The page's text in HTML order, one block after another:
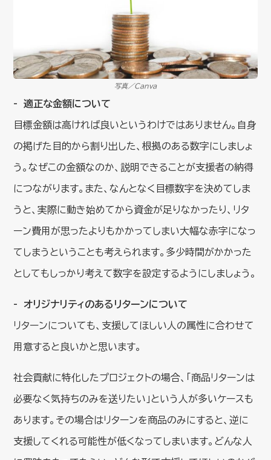
写真／Canva
適正な金額について
目標金額は高ければ良いというわけではありません。自身
の掲げた目的から割り出した、根拠のある数字にしましょ
う。なぜこの金額なのか、説明できることが支援者の納得
につながります。また、なんとなく目標数字を決めてしま
うと、実際に動き始めてから資金が足りなかったり、リタ
ーン費用が思ったよりもかかってしまい大幅な赤字になっ
てしまうということも考えられます。多少時間がかかった
としてもしっかり考えて数字を設定するようにしましょう。
オリジナリティのあるリターンについて
リターンについても、支援してほしい人の属性に合わせて
用意すると良いかと思います。
社会貢献に特化したプロジェクトの場合、「商品リターンは
必要なく気持ちのみを送りたい」という人が多いケースも
あります。その場合はリターンを商品のみにすると、逆に
支援してくれる可能性が低くなってしまいます。どんな人